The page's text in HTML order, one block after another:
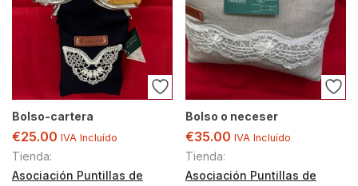
Bolso-cartera
€25.00 IVA Incluído
Tienda:
Asociación Puntillas de
Bolso o neceser
€35.00 IVA Incluído
Tienda:
Asociación Puntillas de